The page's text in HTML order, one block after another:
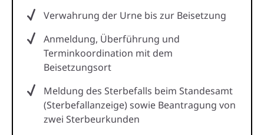
Verwahrung der Urne bis zur Beisetzung
Anmeldung, Überführung und
Terminkoordination mit dem
Beisetzungsort
Meldung des Sterbefalls beim Standesamt
(Sterbefallanzeige) sowie Beantragung von
zwei Sterbeurkunden